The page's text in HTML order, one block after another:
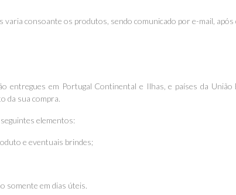
varia consoante os produtos, sendo comunicado por e-mail, após
entregues em Portugal Continental e Ilhas, e países da União
da sua compra.
elementos:
e eventuais brindes;
somente em dias úteis.